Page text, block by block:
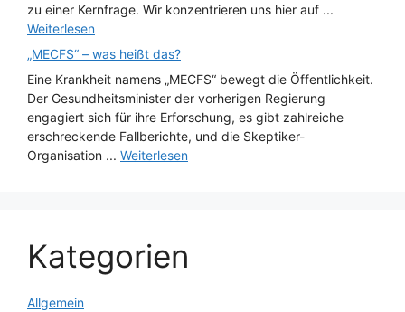
zu einer Kernfrage. Wir konzentrieren uns hier auf ...
Weiterlesen
„MECFS“ – was heißt das?
Eine Krankheit namens „MECFS“ bewegt die Öffentlichkeit.
Der Gesundheitsminister der vorherigen Regierung
engagiert sich für ihre Erforschung, es gibt zahlreiche
erschreckende Fallberichte, und die Skeptiker-
Organisation ... Weiterlesen
Kategorien
Allgemein